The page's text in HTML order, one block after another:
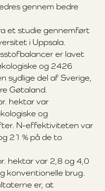
gennem bedre
et studie gennemført
i Uppsala.
er lavet
og 2426
sydlige del af Sverige,
Gøtaland.
hektar var
og
N-effektiviteten var
21 % på de to
hektar var 2,8 og 4,0
konventionelle brug.
er, at